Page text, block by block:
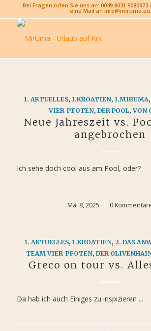
Bei Fragen rufen Sie uns an: 0049 8031
eine Mail an info@miruma.eu
1. AKTUELLES, 1.KROATIEN, 1.MIRUMA,
VIER-PFOTEN,DER POOL,VON
Neue Jahreszeit vs.
angebrochen
Ich sehe doch cool aus am Pool, oder?
Mai 8, 2025
/ 0
1. AKTUELLES, 1.KROATIEN, 2. DAS
TEAM VIER-PFOTEN, DER
Greco on tour vs.
Da hab ich auch Einiges zu inspizieren ...